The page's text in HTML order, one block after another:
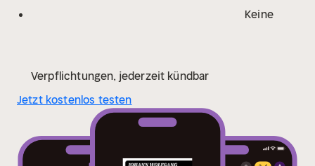
bietet Lesern eine bemerkenswerte Chance, die
und Geschichte hatten. Mit jedem Wechsel des Stils
eröffnet, der die Leserschaft zur Reflexion und zum
besseren Verständnis der menschlichen Emotionen
anregt. Der Bildungswert der Anthologie liegt in ihrer
Fähigkeit, Vielfältigkeit zu vereinen und sowohl
Keine
Verpflichtungen, jederzeit kündbar
Jetzt kostenlos testen